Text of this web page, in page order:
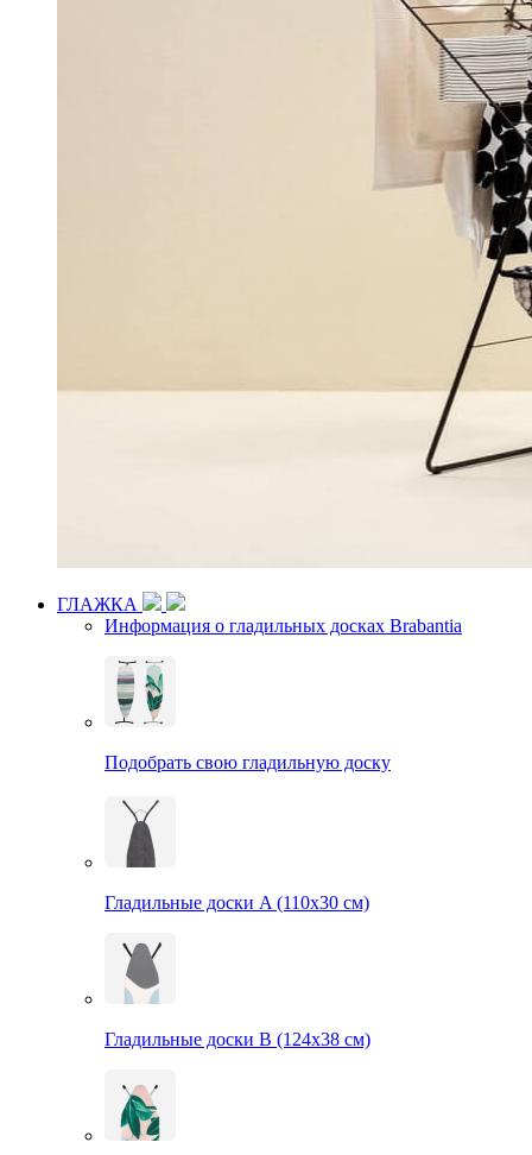
ГЛАЖКА
Информация о гладильных досках Brabantia
Подобрать свою гладильную доску
Гладильные доски A (110х30 см)
Гладильные доски B (124х38 см)